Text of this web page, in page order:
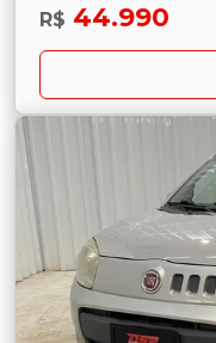
R$ 44.990